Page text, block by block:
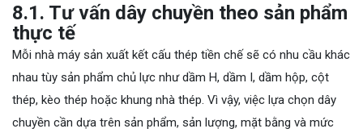
8.1. Tư vấn dây chuyền theo sản phẩm
thực tế
Mỗi nhà máy sản xuất kết cấu thép tiền chế sẽ có nhu cầu khác
nhau tùy sản phẩm chủ lực như dầm H, dầm I, dầm hộp, cột
thép, kèo thép hoặc khung nhà thép. Vì vậy, việc lựa chọn dây
chuyền cần dựa trên sản phẩm, sản lượng, mặt bằng và mức